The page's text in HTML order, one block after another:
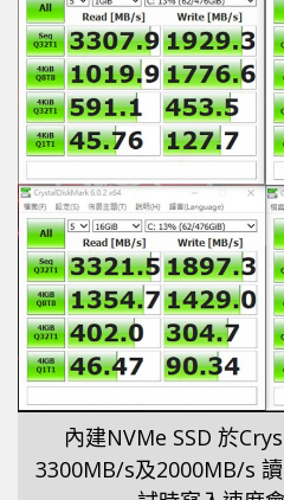
內建NVMe SSD 於
3300MB/s及2000MB/s